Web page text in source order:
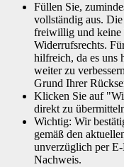
Füllen Sie,
vollständig aus.
freiwillig und keine
Widerrufsrechts.
hilfreich, da es uns
weiter zu
Grund Ihrer
Klicken Sie auf
direkt zu
Wichtig: Wir
gemäß den
unverzüglich per
Nachweis.